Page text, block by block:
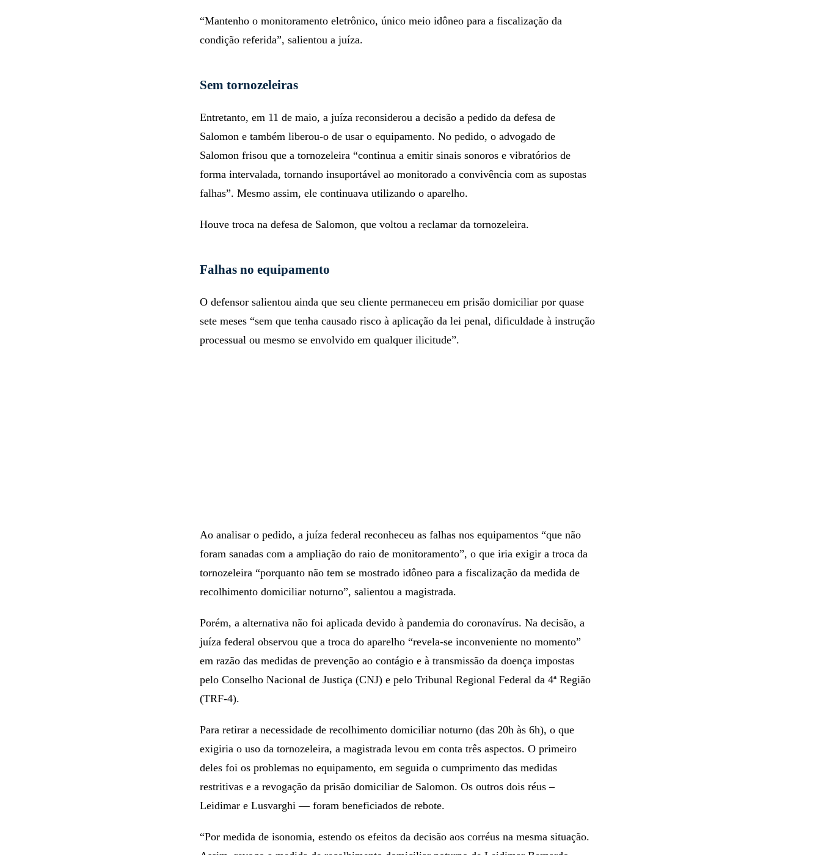
“Mantenho o monitoramento eletrônico, único meio idôneo para a fiscalização da
condição referida”, salientou a juíza.
Sem tornozeleiras
Entretanto, em 11 de maio, a juíza reconsiderou a decisão a pedido da defesa de
Salomon e também liberou-o de usar o equipamento. No pedido, o advogado de
Salomon frisou que a tornozeleira “continua a emitir sinais sonoros e vibratórios de
forma intervalada, tornando insuportável ao monitorado a convivência com as supostas
falhas”. Mesmo assim, ele continuava utilizando o aparelho.
Houve troca na defesa de Salomon, que voltou a reclamar da tornozeleira.
Falhas no equipamento
O defensor salientou ainda que seu cliente permaneceu em prisão domiciliar por quase
sete meses “sem que tenha causado risco à aplicação da lei penal, dificuldade à instrução
processual ou mesmo se envolvido em qualquer ilicitude”.
Ao analisar o pedido, a juíza federal reconheceu as falhas nos equipamentos “que não
foram sanadas com a ampliação do raio de monitoramento”, o que iria exigir a troca da
tornozeleira “porquanto não tem se mostrado idôneo para a fiscalização da medida de
recolhimento domiciliar noturno”, salientou a magistrada.
Porém, a alternativa não foi aplicada devido à pandemia do coronavírus. Na decisão, a
juíza federal observou que a troca do aparelho “revela-se inconveniente no momento”
em razão das medidas de prevenção ao contágio e à transmissão da doença impostas
pelo Conselho Nacional de Justiça (CNJ) e pelo Tribunal Regional Federal da 4ª Região
(TRF-4).
Para retirar a necessidade de recolhimento domiciliar noturno (das 20h às 6h), o que
exigiria o uso da tornozeleira, a magistrada levou em conta três aspectos. O primeiro
deles foi os problemas no equipamento, em seguida o cumprimento das medidas
restritivas e a revogação da prisão domiciliar de Salomon. Os outros dois réus –
Leidimar e Lusvarghi — foram beneficiados de rebote.
“Por medida de isonomia, estendo os efeitos da decisão aos corréus na mesma situação.